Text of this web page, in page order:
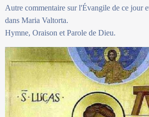
Autre commentaire sur l'Évangile de ce jour
dans Maria Valtorta.
Hymne, Oraison et Parole de Dieu.